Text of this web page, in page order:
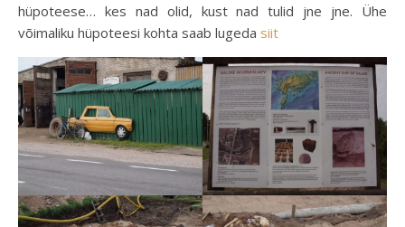
hüpoteese… kes nad olid, kust nad tulid jne jne. Ühe
võimaliku hüpoteesi kohta saab lugeda siit